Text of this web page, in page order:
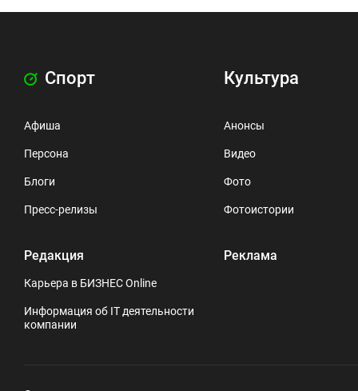
Спорт
Афиша
Персона
Блоги
Пресс-релизы
Редакция
Карьера в БИЗНЕС Online
Информация об IT деятельности
компании
Культура
Анонсы
Видео
Фото
Фотоистории
Реклама